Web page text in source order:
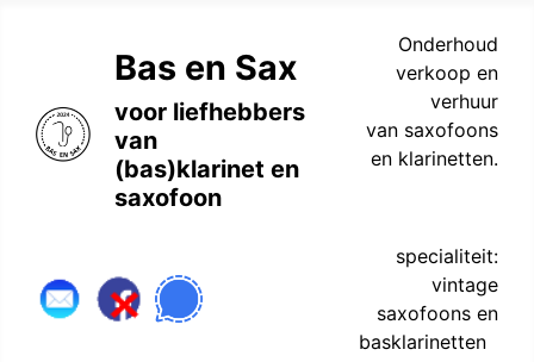
Bas en Sax
voor liefhebbers
van
(bas)klarinet en
saxofoon
Onderhoud
verkoop en
verhuur
van saxofoons
en klarinetten.
specialiteit:
vintage
saxofoons en
basklarinetten